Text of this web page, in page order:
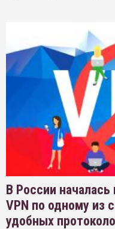
В России
VPN по одному из
удобных